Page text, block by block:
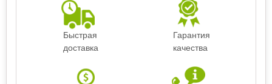
Быстрая
доставка
Гарантия
качества